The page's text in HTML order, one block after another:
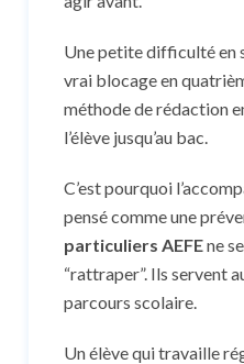
Une petite difficulté en
vrai blocage en
méthode de rédaction
l’élève jusqu’au bac.
C’est pourquoi
pensé comme une
particuliers AEFEne
“rattraper”. Ils servent
parcours scolaire.
Un élève qui travaille